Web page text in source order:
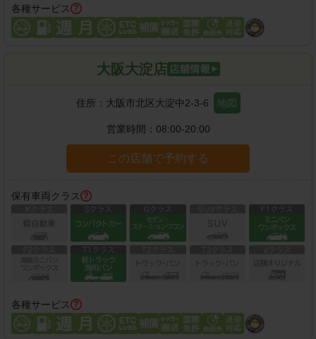
各種サービス
大阪大淀店
住所： 大阪市北区大淀中2-3-6 地図
営業時間： 08:00-20:00
この店舗で予約する
保有車両クラス
各種サービス